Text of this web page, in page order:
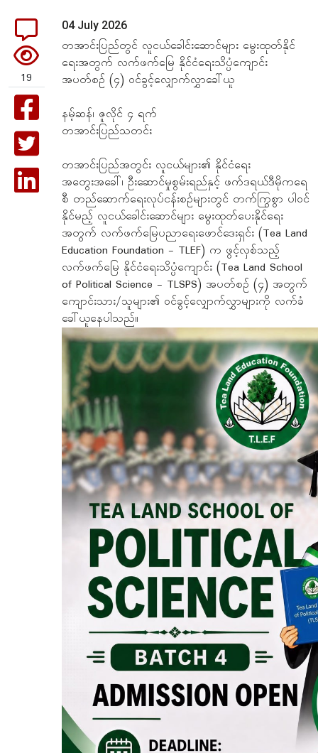
19
04 July 2026
တအာင်းပြည်တွင် လူငယ်ခေါင်းဆောင်များ မွေးထုတ်နိုင်
ရေးအတွက် လက်ဖက်မြေ နိုင်ငံရေးသိပ္ပံကျောင်း
အပတ်စဉ် (၄) ဝင်ခွင့်လျှောက်လွှာခေါ်ယူ
နမ့်ဆန်၊ ဇူလိုင် ၄ ရက်
တအာင်းပြည်သတင်း
တအာင်းပြည်အတွင်း လူငယ်များ၏ နိုင်ငံရေး
အတွေးအခေါ်၊ ဦးဆောင်မှုစွမ်းရည်နှင့် ဖက်ဒရယ်ဒီမိုကရေ
စီ တည်ဆောက်ရေးလုပ်ငန်းစဉ်များတွင် တက်ကြွစွာ ပါဝင်
နိုင်မည့် လူငယ်ခေါင်းဆောင်များ မွေးထုတ်ပေးနိုင်ရေး
အတွက် လက်ဖက်မြေပညာရေးဖောင်ဒေးရှင်း (Tea Land
Education Foundation - TLEF) က ဖွင့်လှစ်သည့်
လက်ဖက်မြေ နိုင်ငံရေးသိပ္ပံကျောင်း (Tea Land School
of Political Science - TLSPS) အပတ်စဉ် (၄) အတွက်
ကျောင်းသား/သူများ၏ ဝင်ခွင့်လျှောက်လွှာများကို လက်ခံ
ခေါ်ယူနေပါသည်။